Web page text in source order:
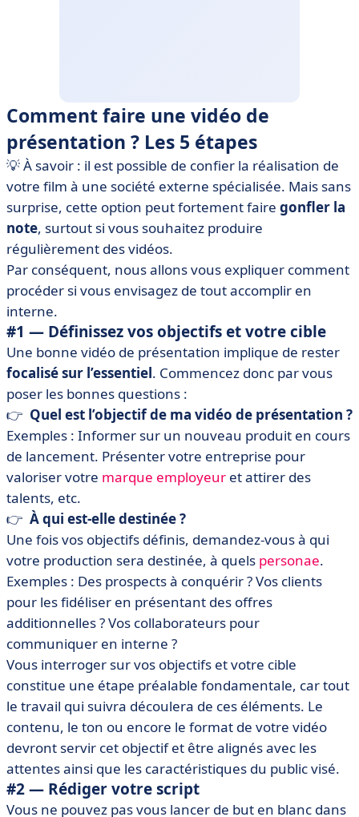
Comment faire une vidéo de
présentation ? Les 5 étapes
💡 À savoir : il est possible de confier la réalisation de
votre film à une société externe spécialisée. Mais sans
surprise, cette option peut fortement faire gonfler la
note, surtout si vous souhaitez produire
régulièrement des vidéos.
Par conséquent, nous allons vous expliquer comment
procéder si vous envisagez de tout accomplir en
interne.
#1 — Définissez vos objectifs et votre cible
Une bonne vidéo de présentation implique de rester
focalisé sur l’essentiel. Commencez donc par vous
poser les bonnes questions :
👉 Quel est l’objectif de ma vidéo de présentation ?
Exemples : Informer sur un nouveau produit en cours
de lancement. Présenter votre entreprise pour
valoriser votre marque employeur et attirer des
talents, etc.
👉 À qui est-elle destinée ?
Une fois vos objectifs définis, demandez-vous à qui
votre production sera destinée, à quels personae.
Exemples : Des prospects à conquérir ? Vos clients
pour les fidéliser en présentant des offres
additionnelles ? Vos collaborateurs pour
communiquer en interne ?
Vous interroger sur vos objectifs et votre cible
constitue une étape préalable fondamentale, car tout
le travail qui suivra découlera de ces éléments. Le
contenu, le ton ou encore le format de votre vidéo
devront servir cet objectif et être alignés avec les
attentes ainsi que les caractéristiques du public visé.
#2 — Rédiger votre script
Vous ne pouvez pas vous lancer de but en blanc dans